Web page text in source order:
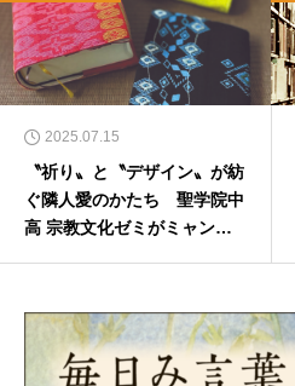
2025.07.15
〝祈り〟と〝デザイン〟が紡
ぐ隣人愛のかたち 聖学院中
高 宗教文化ゼミがミャンマ